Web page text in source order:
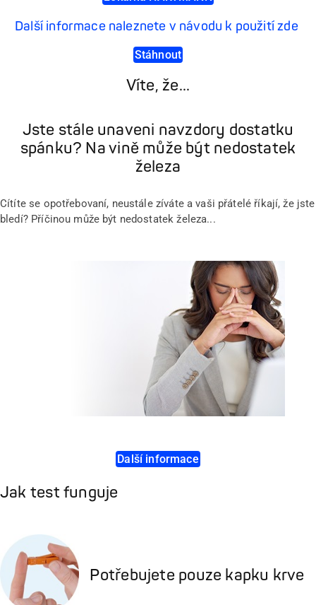
Další informace naleznete v návodu k použití zde
Stáhnout
Víte, že...
Jste stále unaveni navzdory dostatku
spánku? Na vině může být nedostatek
železa
Cítíte se opotřebovaní, neustále zíváte a vaši přátelé říkají, že jste
bledí? Příčinou může být nedostatek železa...
Další informace
Jak test funguje
Potřebujete pouze kapku krve